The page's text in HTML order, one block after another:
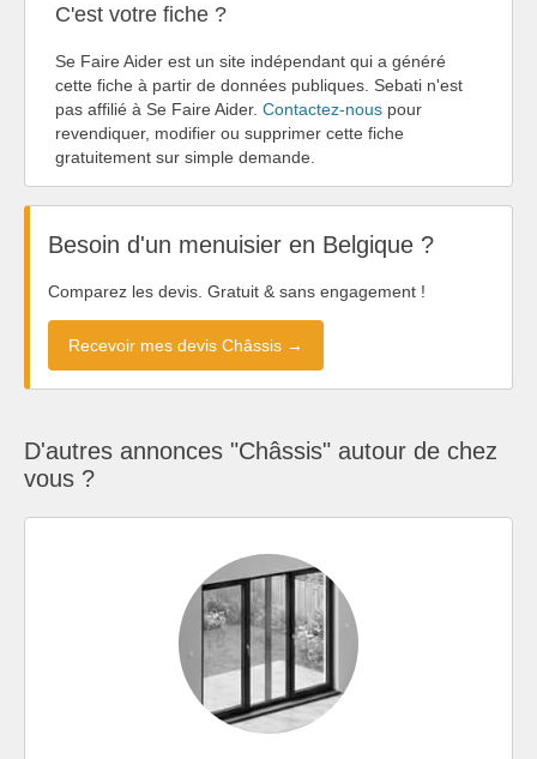
C'est votre fiche ?
Se Faire Aider est un site indépendant qui a généré
cette fiche à partir de données publiques. Sebati n'est
pas affilié à Se Faire Aider. Contactez-nous pour
revendiquer, modifier ou supprimer cette fiche
gratuitement sur simple demande.
Besoin d'un menuisier en Belgique ?
Comparez les devis. Gratuit & sans engagement !
Recevoir mes devis Châssis →
D'autres annonces "Châssis" autour de chez
vous ?